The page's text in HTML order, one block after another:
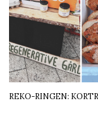
REKO-RINGEN: